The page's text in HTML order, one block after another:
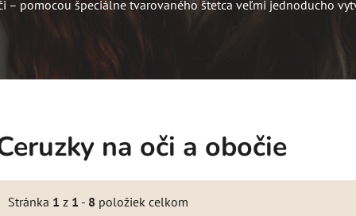
pomocou špeciálne tvarovaného štetca veľmi jednoducho
na oči a obočie
Stránka 1 z 1 - 8 položiek celkom